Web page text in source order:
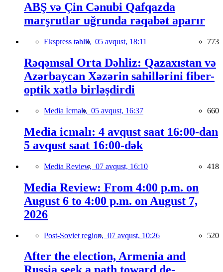
ABŞ və Çin Cənubi Qafqazda
marşrutlar uğrunda rəqabət aparır
Ekspress təhlil, 05 avqust, 18:11 773
Rəqəmsal Orta Dəhliz: Qazaxıstan və
Azərbaycan Xəzərin sahillərini fiber-
optik xətlə birləşdirdi
Media İcmalı, 05 avqust, 16:37 660
Media icmalı: 4 avqust saat 16:00-dan
5 avqust saat 16:00-dək
Media Review, 07 avqust, 16:10 418
Media Review: From 4:00 p.m. on
August 6 to 4:00 p.m. on August 7,
2026
Post-Soviet region, 07 avqust, 10:26 520
After the election, Armenia and